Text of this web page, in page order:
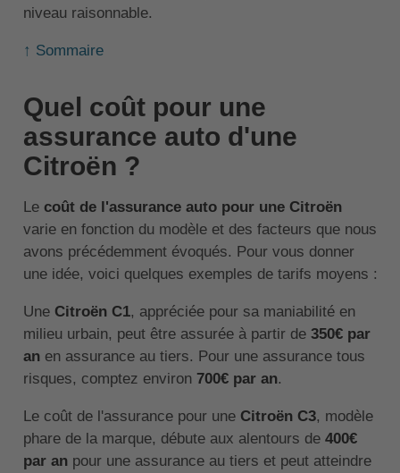
niveau raisonnable.
↑ Sommaire
Quel coût pour une
assurance auto d'une
Citroën ?
Le coût de l'assurance auto pour une Citroën
varie en fonction du modèle et des facteurs que nous
avons précédemment évoqués. Pour vous donner
une idée, voici quelques exemples de tarifs moyens :
Une Citroën C1, appréciée pour sa maniabilité en
milieu urbain, peut être assurée à partir de 350€ par
anen assurance au tiers. Pour une assurance tous
risques, comptez environ 700€ par an.
Le coût de l'assurance pour une Citroën C3, modèle
phare de la marque, débute aux alentours de 400€
par anpour une assurance au tiers et peut atteindre